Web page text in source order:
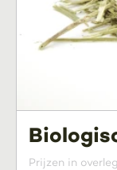
Prijzen in